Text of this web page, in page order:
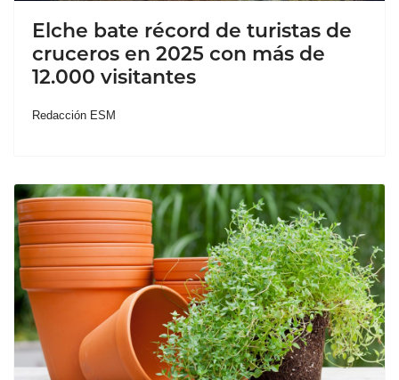
Elche bate récord de turistas de
cruceros en 2025 con más de
12.000 visitantes
Redacción ESM